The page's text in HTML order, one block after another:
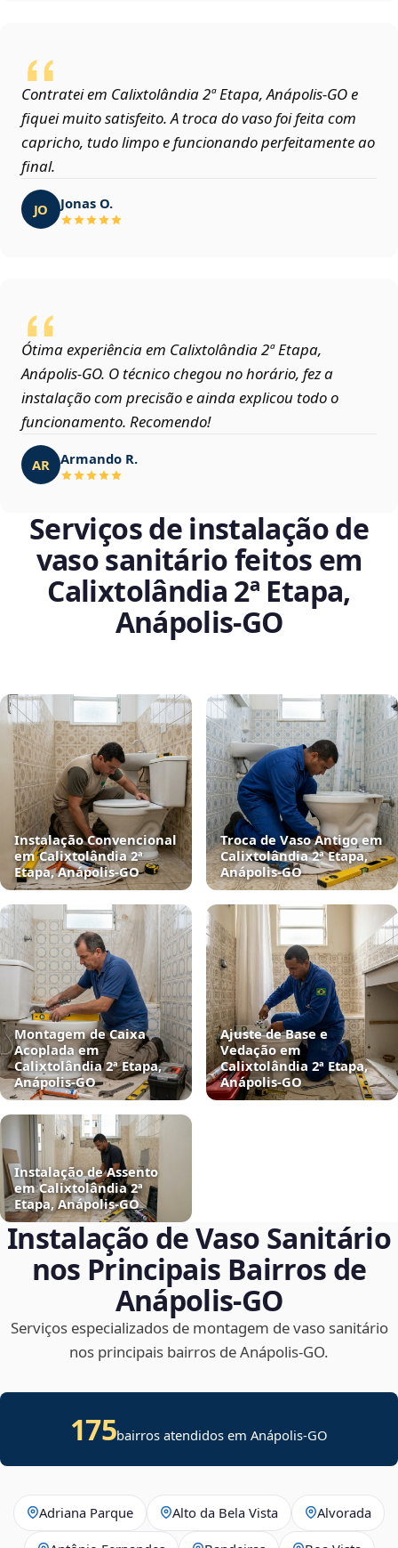
Contratei em Calixtolândia 2ª Etapa, Anápolis‑GO e
fiquei muito satisfeito. A troca do vaso foi feita com
capricho, tudo limpo e funcionando perfeitamente ao
final.
JO Jonas O.
Ótima experiência em Calixtolândia 2ª Etapa,
Anápolis‑GO. O técnico chegou no horário, fez a
instalação com precisão e ainda explicou todo o
funcionamento. Recomendo!
AR Armando R.
Serviços de instalação de
vaso sanitário feitos em
Calixtolândia 2ª Etapa,
Anápolis‑GO
Instalação Convencional
em Calixtolândia 2ª
Etapa, Anápolis‑GO
Troca de Vaso Antigo em
Calixtolândia 2ª Etapa,
Anápolis‑GO
Montagem de Caixa
Acoplada em
Calixtolândia 2ª Etapa,
Anápolis‑GO
Ajuste de Base e
Vedação em
Calixtolândia 2ª Etapa,
Anápolis‑GO
Instalação de Assento
em Calixtolândia 2ª
Etapa, Anápolis‑GO
Instalação de Vaso Sanitário
nos Principais Bairros de
Anápolis‑GO
Serviços especializados de montagem de vaso sanitário
nos principais bairros de Anápolis‑GO.
175bairros atendidos em Anápolis-GO
Adriana Parque Alto da Bela Vista Alvorada